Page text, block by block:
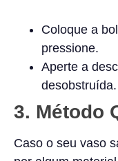
Coloque a
pressione.
Aperte a
desobstruída.
3. Método
Caso o seu vaso